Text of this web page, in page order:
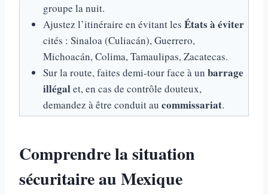
groupe la nuit.
Ajustez l’itinéraire en évitant les États à éviter
cités : Sinaloa (Culiacán), Guerrero,
Michoacán, Colima, Tamaulipas, Zacatecas.
Sur la route, faites demi-tour face à un barrage
illégalet, en cas de contrôle douteux,
demandez à être conduit au commissariat.
Comprendre la situation
sécuritaire au Mexique